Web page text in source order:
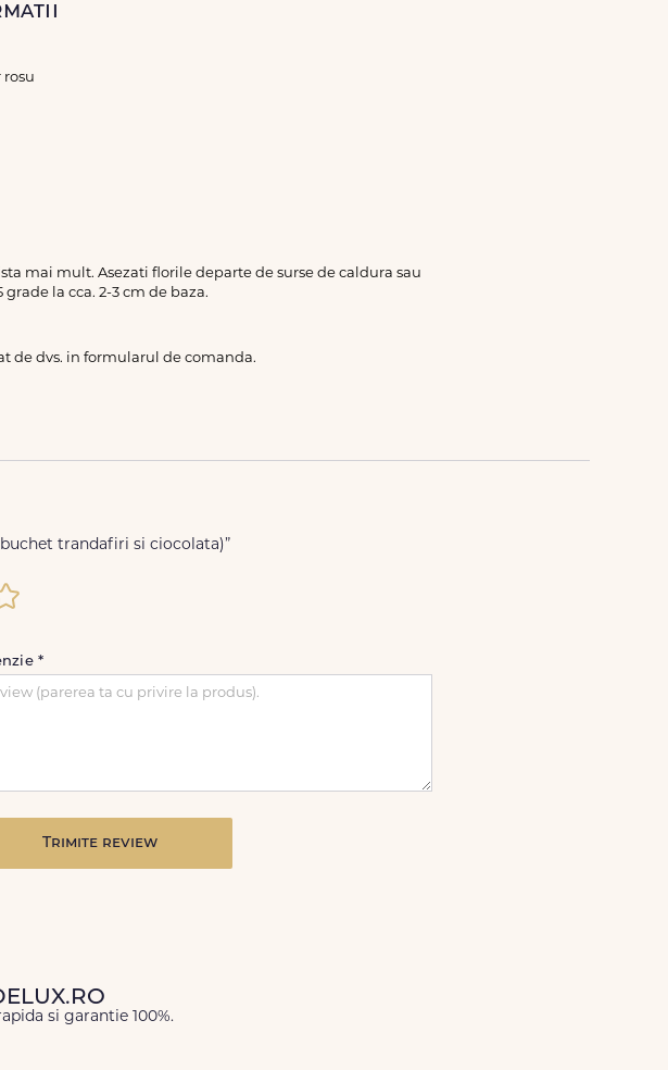
rosu
mai mult. Asezati florile departe de surse de caldura sau
la cca. 2-3 cm de baza.
de dvs. in formularul de comanda.
trandafiri si ciocolata)”
*
Trimite review
si garantie 100%.